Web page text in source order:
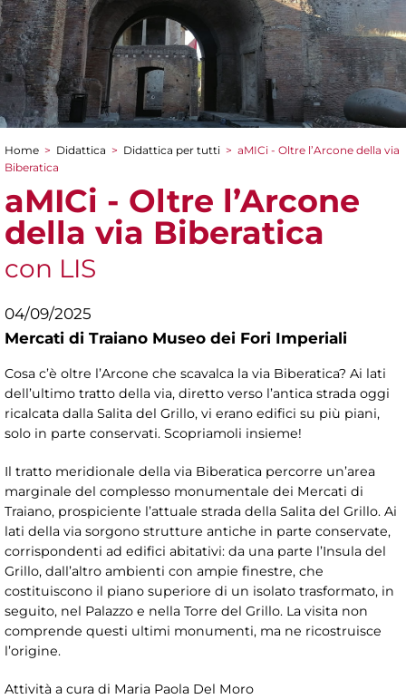
Tu sei qui
Home > Didattica > Didattica per tutti > aMICi - Oltre l’Arcone della via
Biberatica
aMICi - Oltre l’Arcone
della via Biberatica
con LIS
04/09/2025
Mercati di Traiano Museo dei Fori Imperiali
Cosa c’è oltre l’Arcone che scavalca la via Biberatica? Ai lati
dell’ultimo tratto della via, diretto verso l’antica strada oggi
ricalcata dalla Salita del Grillo, vi erano edifici su più piani,
solo in parte conservati. Scopriamoli insieme!
Il tratto meridionale della via Biberatica percorre un’area
marginale del complesso monumentale dei Mercati di
Traiano, prospiciente l’attuale strada della Salita del Grillo. Ai
lati della via sorgono strutture antiche in parte conservate,
corrispondenti ad edifici abitativi: da una parte l’Insula del
Grillo, dall’altro ambienti con ampie finestre, che
costituiscono il piano superiore di un isolato trasformato, in
seguito, nel Palazzo e nella Torre del Grillo. La visita non
comprende questi ultimi monumenti, ma ne ricostruisce
l’origine.
Attività a cura di Maria Paola Del Moro